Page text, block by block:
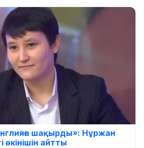
шақырды»: Нұржан
айтты